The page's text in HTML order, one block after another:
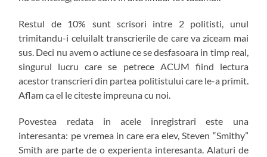
Restul de 10% sunt scrisori intre 2 politisti, unul
trimitandu-i celuilalt transcrierile de care va ziceam mai
sus. Deci nu avem o actiune ce se desfasoara in timp real,
singurul lucru care se petrece ACUM fiind lectura
acestor transcrieri din partea politistului care le-a primit.
Aflam ca el le citeste impreuna cu noi.
Povestea redata in acele inregistrari este una
interesanta: pe vremea in care era elev, Steven “Smithy”
Smith are parte de o experienta interesanta. Alaturi de